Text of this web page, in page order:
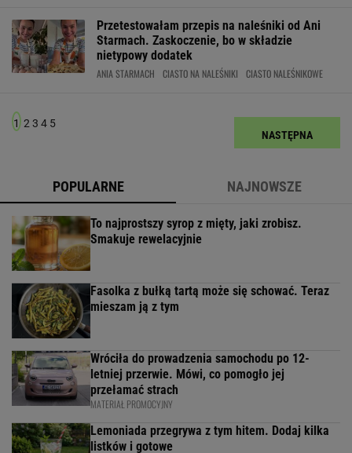
Przetestowałam przepis na naleśniki od Ani
Starmach. Zaskoczenie, bo w składzie
nietypowy dodatek
ANIA STARMACH CIASTO NA NALEŚNIKI CIASTO NALEŚNIKOWE
1 2 3 4 5
NASTĘPNA
POPULARNE NAJNOWSZE
To najprostszy syrop z mięty, jaki zrobisz.
Smakuje rewelacyjnie
Fasolka z bułką tartą może się schować. Teraz
mieszam ją z tym
Wróciła do prowadzenia samochodu po 12-
letniej przerwie. Mówi, co pomogło jej
przełamać strach
MATERIAŁ PROMOCYJNY
Lemoniada przegrywa z tym hitem. Dodaj kilka
listków i gotowe